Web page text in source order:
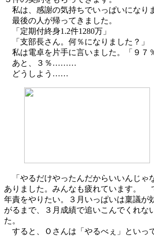
私は、感謝の気持ちでいっぱいになり
最後の人が帰ってきました。
「定期付終身1.2件1280万」
「支部長さん。何％になりました？」
私は電卓を片手に言いました。「９７
あと、３％………
どうしよう……
「やるだけやったんだからいいんじゃ
ありました。みんなも疲れています。
年責をやりたい。３月いっぱいは稟議が
がるまで、３月成績で追いこんでくれな
た。
すると、Ｏさんは「やるべぇ」といっ